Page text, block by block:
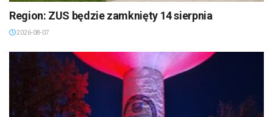
Region: ZUS będzie zamknięty 14 sierpnia
2026-08-07